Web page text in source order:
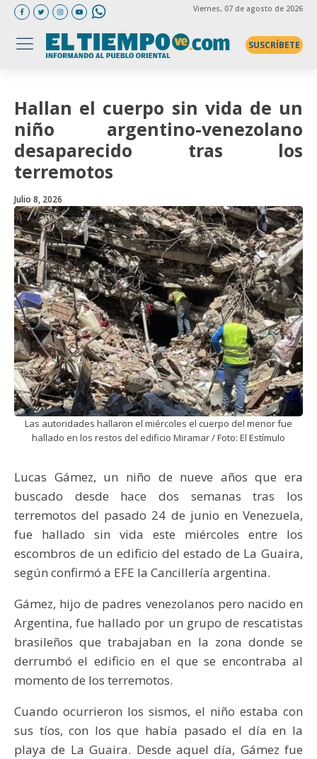
Viernes, 07 de agosto de 2026
SUSCRÍBETE
Hallan el cuerpo sin vida de un
niño argentino-venezolano
desaparecido tras los
terremotos
Julio 8, 2026
Las autoridades hallaron el miércoles el cuerpo del menor fue
hallado en los restos del edificio Miramar / Foto: El Estímulo
Lucas Gámez, un niño de nueve años que era
buscado desde hace dos semanas tras los
terremotos del pasado 24 de junio en Venezuela,
fue hallado sin vida este miércoles entre los
escombros de un edificio del estado de La Guaira,
según confirmó a EFE la Cancillería argentina.
Gámez, hijo de padres venezolanos pero nacido en
Argentina, fue hallado por un grupo de rescatistas
brasileños que trabajaban en la zona donde se
derrumbó el edificio en el que se encontraba al
momento de los terremotos.
Cuando ocurrieron los sismos, el niño estaba con
sus tíos, con los que había pasado el día en la
playa de La Guaira. Desde aquel día, Gámez fue